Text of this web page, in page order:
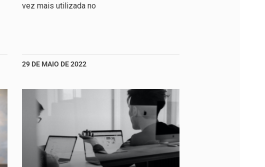
vez mais utilizada no
29 DE MAIO DE 2022